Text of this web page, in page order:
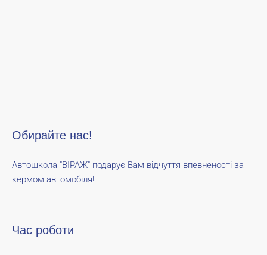
Обирайте нас!
Автошкола "ВІРАЖ" подарує Вам відчуття впевненості за
кермом автомобіля!
Час роботи